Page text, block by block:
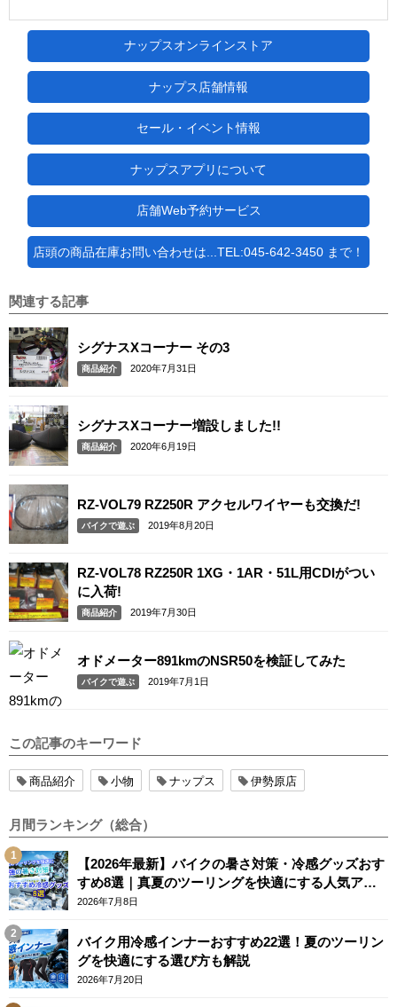
ナップスオンラインストア
ナップス店舗情報
セール・イベント情報
ナップスアプリについて
店舗Web予約サービス
店頭の商品在庫お問い合わせは...TEL:045-642-3450 まで！
関連する記事
シグナスXコーナー その3
商品紹介 2020年7月31日
シグナスXコーナー増設しました!!
商品紹介 2020年6月19日
RZ-VOL79 RZ250R アクセルワイヤーも交換だ!
バイクで遊ぶ 2019年8月20日
RZ-VOL78 RZ250R 1XG・1AR・51L用CDIがつい
に入荷!
商品紹介 2019年7月30日
オドメーター891kmのNSR50を検証してみた
バイクで遊ぶ 2019年7月1日
この記事のキーワード
商品紹介 小物 ナップス 伊勢原店
月間ランキング（総合）
【2026年最新】バイクの暑さ対策・冷感グッズおす
すめ8選｜真夏のツーリングを快適にする人気アイ
テム
2026年7月8日
バイク用冷感インナーおすすめ22選！夏のツーリン
グを快適にする選び方も解説
2026年7月20日